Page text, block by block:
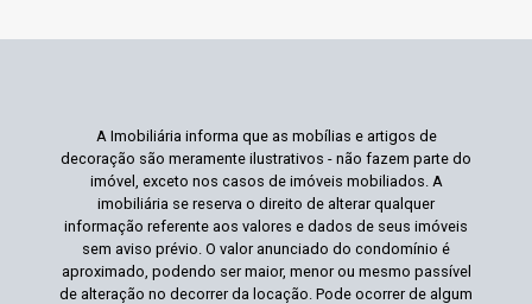
A Imobiliária informa que as mobílias e artigos de
decoração são meramente ilustrativos - não fazem parte do
imóvel, exceto nos casos de imóveis mobiliados. A
imobiliária se reserva o direito de alterar qualquer
informação referente aos valores e dados de seus imóveis
sem aviso prévio. O valor anunciado do condomínio é
aproximado, podendo ser maior, menor ou mesmo passível
de alteração no decorrer da locação. Pode ocorrer de algum